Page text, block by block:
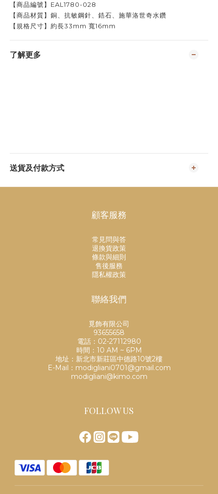
【商品編號】EAL1780-028
【商品材質】銅、抗敏鋼針 、鋯石、施華洛世奇水鑽
【規格尺寸】 約長33mm 寬16mm
了解更多
送貨及付款方式
顧客服務
常見問與答
退換貨政策
條款與細則
售後服務
隱私權政策
聯絡我們
覓飾有限公司
93655658
電話：02-27112980
時間：10 AM ~ 6PM
地址：新北市新莊區中德路10號2樓
E-Mail：modigliani0701@gmail.com
modigliani@kimo.com
FOLLOW US